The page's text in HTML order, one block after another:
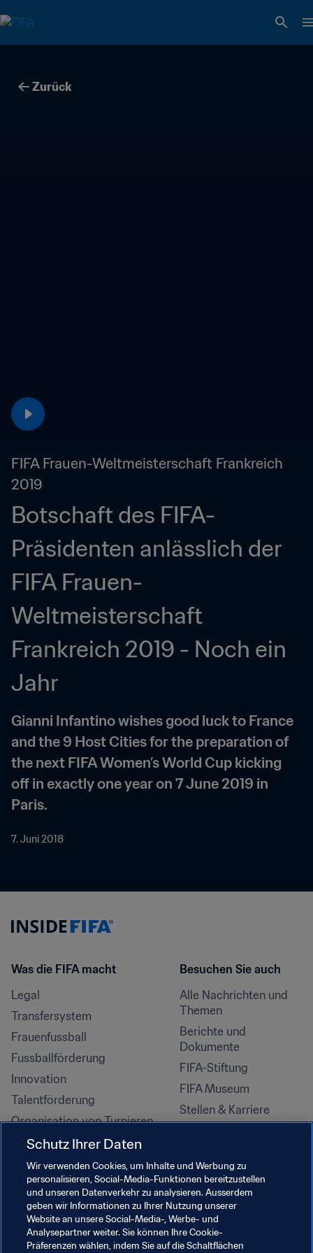
Zurück
FIFA Frauen-Weltmeisterschaft Frankreich
2019
Botschaft des FIFA-
Präsidenten anlässlich der
FIFA Frauen-
Weltmeisterschaft
Frankreich 2019 - Noch ein
Jahr
Gianni Infantino wishes good luck to France
and the 9 Host Cities for the preparation of
the next FIFA Women’s World Cup kicking
off in exactly one year on 7 June 2019 in
Paris.
7. Juni 2018
Was die FIFA macht
Legal
Transfersystem
Frauenfussball
Fussballförderung
Innovation
Talentförderung
Organisation von Turnieren
Nachhaltigkeit
Menschenrechte und
Antidiskriminierung
Gesundheit und Medizin
Bildungsinitiativen
Besuchen Sie auch
Alle Nachrichten und
Themen
Berichte und
Dokumente
FIFA-Stiftung
FIFA Museum
Stellen & Karriere
Schutz Ihrer Daten
Wir verwenden Cookies, um Inhalte und Werbung zu
personalisieren, Social-Media-Funktionen bereitzustellen
und unseren Datenverkehr zu analysieren. Ausserdem
geben wir Informationen zu Ihrer Nutzung unserer
Website an unsere Social-Media-, Werbe- und
Analysepartner weiter. Sie können Ihre Cookie-
Präferenzen wählen, indem Sie auf die Schaltflächen